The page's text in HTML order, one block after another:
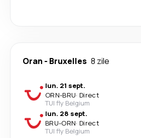
Oran - Bruxelles 8 zile
lun. 21 sept.
ORN-BRU· Direct
TUI fly Belgium
lun. 28 sept.
BRU-ORN· Direct
TUI fly Belgium